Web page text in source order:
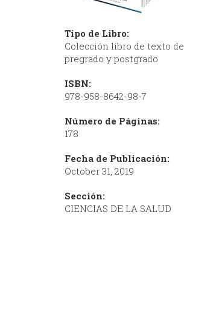
Tipo de Libro:
Colección libro de texto de
pregrado y postgrado
ISBN:
978-958-8642-98-7
Número de Páginas:
178
Fecha de Publicación:
October 31, 2019
Sección:
CIENCIAS DE LA SALUD